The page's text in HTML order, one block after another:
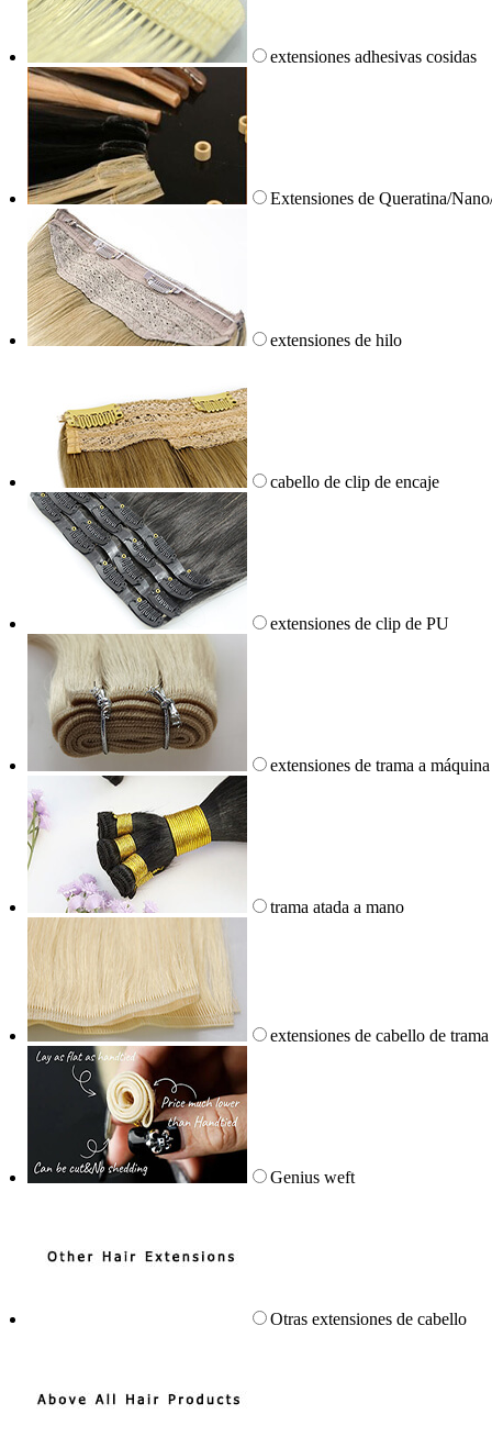
extensiones adhesivas cosidas
Extensiones de Queratina/
extensiones de hilo
cabello de clip de encaje
extensiones de clip de PU
extensiones de trama a máquina
trama atada a mano
extensiones de cabello de
Genius weft
Otras extensiones de cabello